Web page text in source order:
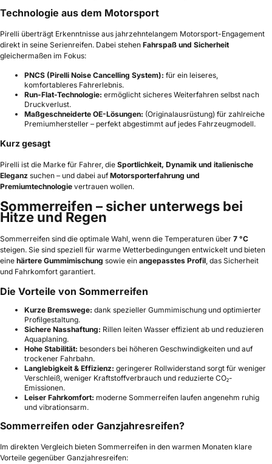
Technologie aus dem Motorsport
Pirelli überträgt Erkenntnisse aus jahrzehntelangem Motorsport-Engagement
direkt in seine Serienreifen. Dabei stehen Fahrspaß und Sicherheit
gleichermaßen im Fokus:
PNCS (Pirelli Noise Cancelling System): für ein leiseres,
komfortableres Fahrerlebnis.
Run-Flat-Technologie: ermöglicht sicheres Weiterfahren selbst nach
Druckverlust.
Maßgeschneiderte OE-Lösungen: (Originalausrüstung) für zahlreiche
Premiumhersteller – perfekt abgestimmt auf jedes Fahrzeugmodell.
Kurz gesagt
Pirelli ist die Marke für Fahrer, die Sportlichkeit, Dynamik und italienische
Eleganz suchen – und dabei aufMotorsporterfahrung und
Premiumtechnologie vertrauen wollen.
Sommerreifen – sicher unterwegs bei
Hitze und Regen
Sommerreifen sind die optimale Wahl, wenn die Temperaturen über 7 °C
steigen. Sie sind speziell für warme Wetterbedingungen entwickelt und bieten
eine härtere Gummimischung sowie ein angepasstes Profil, das Sicherheit
und Fahrkomfort garantiert.
Die Vorteile von Sommerreifen
Kurze Bremswege: dank spezieller Gummimischung und optimierter
Profilgestaltung.
Sichere Nasshaftung: Rillen leiten Wasser effizient ab und reduzieren
Aquaplaning.
Hohe Stabilität: besonders bei höheren Geschwindigkeiten und auf
trockener Fahrbahn.
Langlebigkeit & Effizienz: geringerer Rollwiderstand sorgt für weniger
Verschleiß, weniger Kraftstoffverbrauch und reduzierte CO₂-
Emissionen.
Leiser Fahrkomfort: moderne Sommerreifen laufen angenehm ruhig
und vibrationsarm.
Sommerreifen oder Ganzjahresreifen?
Im direkten Vergleich bieten Sommerreifen in den warmen Monaten klare
Vorteile gegenüber Ganzjahresreifen: